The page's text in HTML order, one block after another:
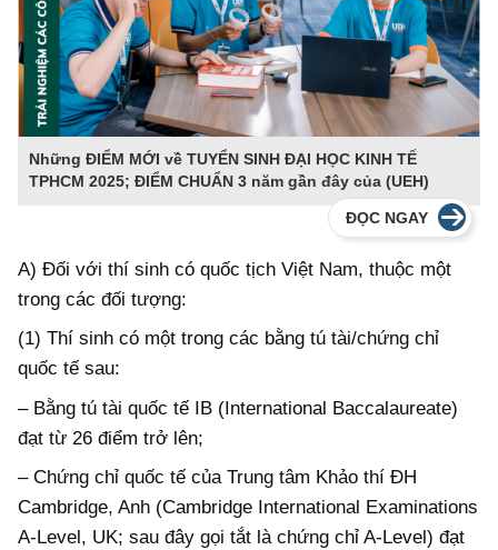
Những ĐIỂM MỚI về TUYỂN SINH ĐẠI HỌC KINH TẾ
TPHCM 2025; ĐIỂM CHUẨN 3 năm gần đây của (UEH)
ĐỌC NGAY
A) Đối với thí sinh có quốc tịch Việt Nam, thuộc một
trong các đối tượng:
(1) Thí sinh có một trong các bằng tú tài/chứng chỉ
quốc tế sau:
– Bằng tú tài quốc tế IB (International Baccalaureate)
đạt từ 26 điểm trở lên;
– Chứng chỉ quốc tế của Trung tâm Khảo thí ĐH
Cambridge, Anh (Cambridge International Examinations
A-Level, UK; sau đây gọi tắt là chứng chỉ A-Level) đạt